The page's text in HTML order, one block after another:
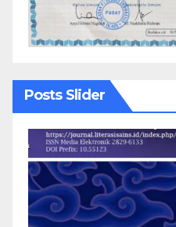
Posts Slider